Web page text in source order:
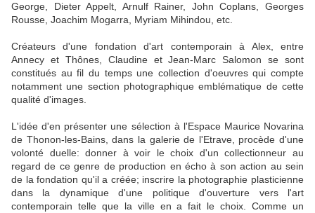
George, Dieter Appelt, Arnulf Rainer, John Coplans, Georges
Rousse, Joachim Mogarra, Myriam Mihindou, etc.
Créateurs d'une fondation d'art contemporain à Alex, entre
Annecy et Thônes, Claudine et Jean-Marc Salomon se sont
constitués au fil du temps une collection d'oeuvres qui compte
notamment une section photographique emblématique de cette
qualité d'images.
L'idée d'en présenter une sélection à l'Espace Maurice Novarina
de Thonon-les-Bains, dans la galerie de l'Etrave, procède d'une
volonté duelle: donner à voir le choix d'un collectionneur au
regard de ce genre de production en écho à son action au sein
de la fondation qu'il a créée; inscrire la photographie plasticienne
dans la dynamique d'une politique d'ouverture vers l'art
contemporain telle que la ville en a fait le choix. Comme un